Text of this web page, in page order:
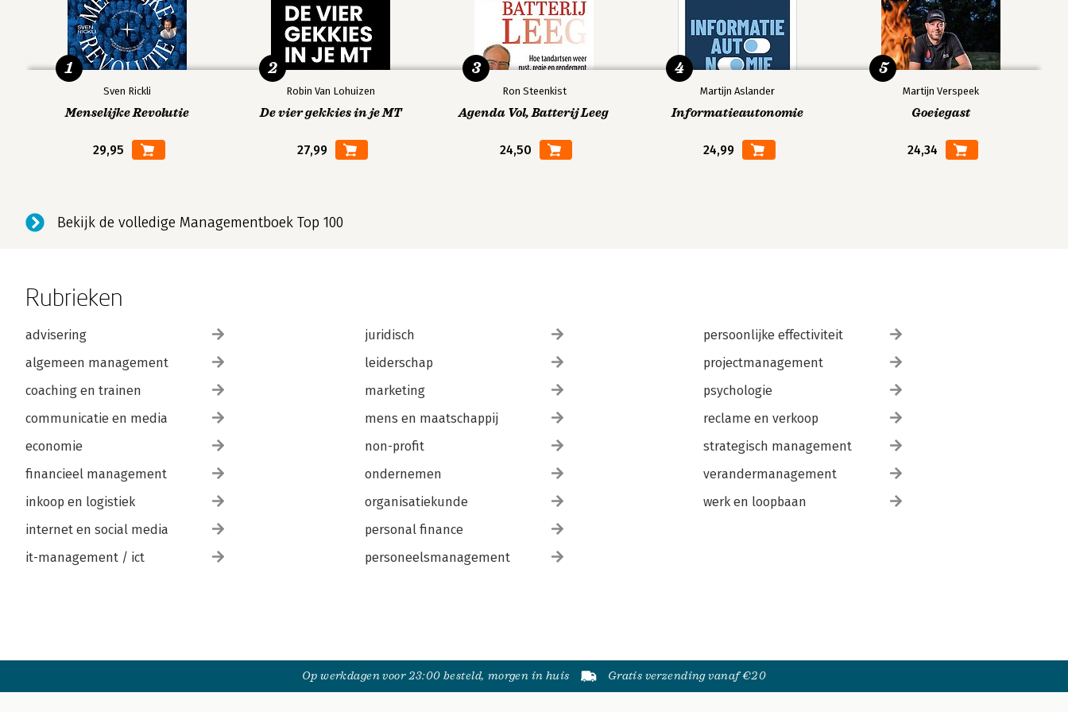
Sven Rickli
Menselijke Revolutie
29,95
1
Robin Van Lohuizen
De vier gekkies in je MT
27,99
2
Ron Steenkist
Agenda Vol, Batterij Leeg
24,50
3
Martijn Aslander
Informatieautonomie
24,99
4
Martijn Verspeek
Goeiegast
24,34
5
Bekijk de volledige Managementboek Top 100
Rubrieken
advisering
algemeen management
coaching en trainen
communicatie en media
economie
financieel management
inkoop en logistiek
internet en social media
it-management / ict
juridisch
leiderschap
marketing
mens en maatschappij
non-profit
ondernemen
organisatiekunde
personal finance
personeelsmanagement
persoonlijke effectiviteit
projectmanagement
psychologie
reclame en verkoop
strategisch management
verandermanagement
werk en loopbaan
Op werkdagen voor 23:00 besteld, morgen in huis Gratis verzending vanaf €20